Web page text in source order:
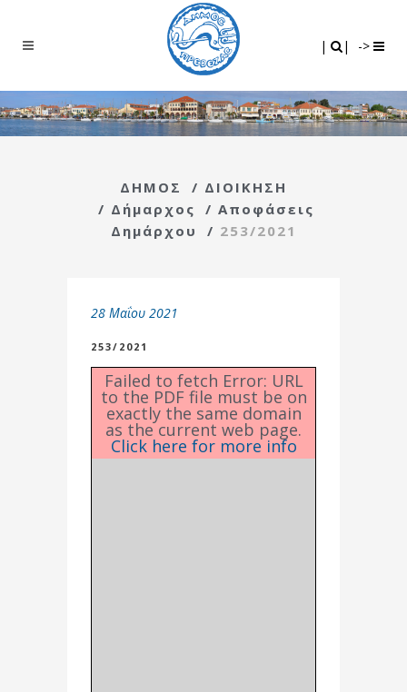
| | ->
ΔΗΜΟΣ / ΔΙΟΙΚΗΣΗ
/ Δήμαρχος / Αποφάσεις
Δημάρχου
/ 253/2021
28 Μαΐου 2021
253/2021
Failed to fetch Error: URL
to the PDF file must be on
exactly the same domain
as the current web page.
Click here for more info